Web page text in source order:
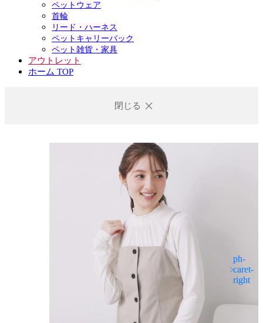
ペットウェア
首輪
リード・ハーネス
ペットキャリーバック
ペット雑貨・家具
アウトレット
ホーム TOP
閉じる